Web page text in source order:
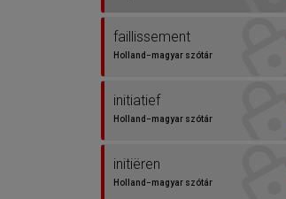
faillissement
Holland−magyar szótár
initiatief
Holland−magyar szótár
initiëren
Holland−magyar szótár